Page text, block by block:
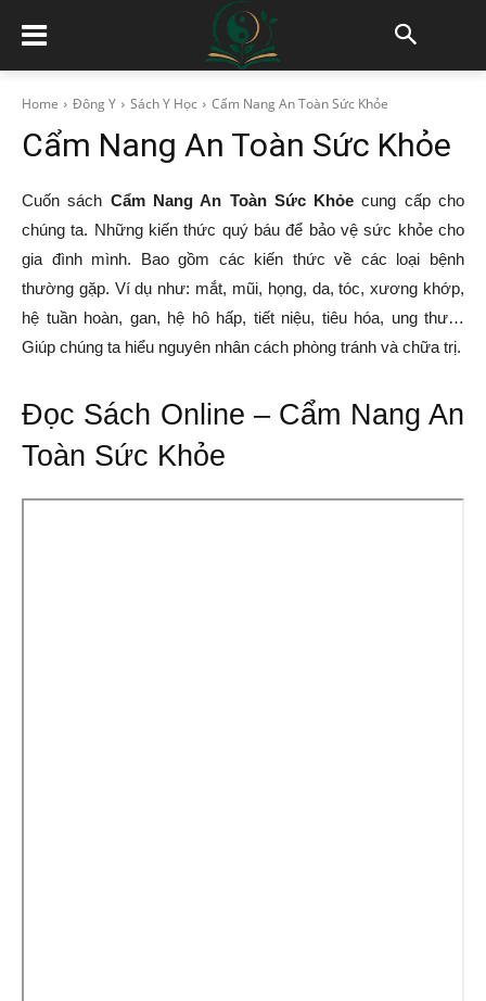
Home Đông Y Sách Y Học Cẩm Nang An Toàn Sức Khỏe
Cẩm Nang An Toàn Sức Khỏe
Cuốn sách Cẩm Nang An Toàn Sức Khỏe cung cấp cho
chúng ta. Những kiến thức quý báu để bảo vệ sức khỏe cho
gia đình mình. Bao gồm các kiến thức về các loại bệnh
thường gặp. Ví dụ như: mắt, mũi, họng, da, tóc, xương khớp,
hệ tuần hoàn, gan, hệ hô hấp, tiết niệu, tiêu hóa, ung thư…
Giúp chúng ta hiểu nguyên nhân cách phòng tránh và chữa trị.
Đọc Sách Online – Cẩm Nang An
Toàn Sức Khỏe